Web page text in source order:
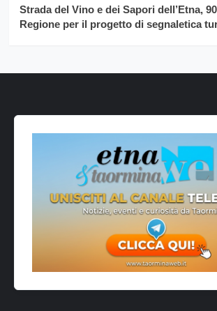
Strada del Vino e dei Sapori dell’Etna,
Regione per il progetto di segnaletica